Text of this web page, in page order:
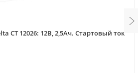
CT 12026: 12В, 2,5Ач. Стартовый ток